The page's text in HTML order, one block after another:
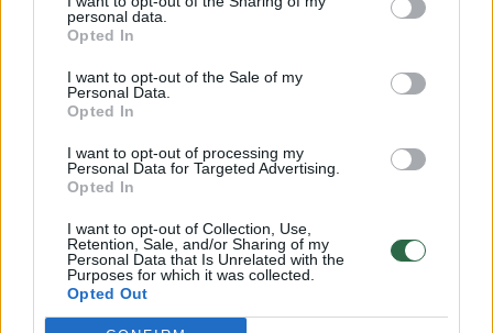
personal data.
Opted In
I want to opt-out of the Sale of my
Personal Data.
Opted In
I want to opt-out of processing my
Personal Data for Targeted Advertising.
Opted In
I want to opt-out of Collection, Use,
Retention, Sale, and/or Sharing of my
Personal Data that Is Unrelated with the
Purposes for which it was collected.
Opted Out
Rodyti komentarus